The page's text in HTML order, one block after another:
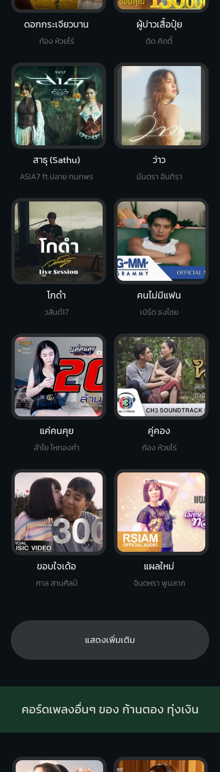
ดอกกระเจียวบาน
ก้อง ห้วยไร่
ผู้บ่าวเสื้อปุ๋ย
ดิด คิตตี้
สาธุ (Sathu)
ASIA7 ft.ปลาย กนกพร
ว่าว
มีนตรา อินทิรา
โกดำ
วสันต์17
คนไม่มีแฟน
เบิร์ด ธงไชย
แค่คนคุย
ลำไย ไหทองคำ
คู่คอง
ก้อง ห้วยไร่
ขอบใจเด้อ
ศาล สานศิลป์
แผลใหม่
จินตหรา พูนลาภ
แสดงเพิ่มเติม
คอร์ดเพลงอื่นๆ ของ ก้านตอง ทุ่งเงิน